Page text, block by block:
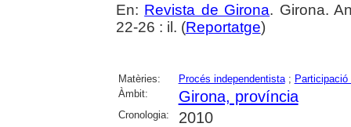
En: Revista de Girona. Girona.
22-26 : il. (Reportatge)
Matèries: Procés independentista; Participació
Àmbit:
Girona, província
Cronologia: 2010